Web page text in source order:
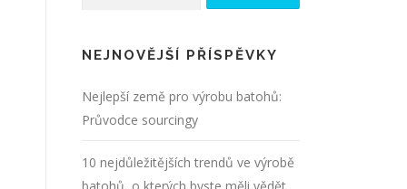
NEJNOVĚJŠÍ PŘÍSPĚVKY
Nejlepší země pro výrobu batohů:
Průvodce sourcingy
10 nejdůležitějších trendů ve výrobě
batohů, o kterých byste měli vědět